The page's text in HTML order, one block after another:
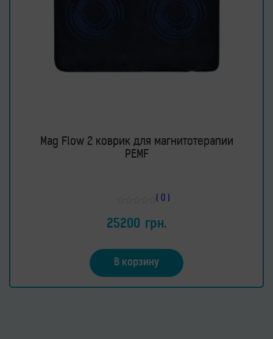
Mag Flow 2 коврик для магнитотерапии
PEMF
0
из
( 0 )
25200 грн.
В корзину